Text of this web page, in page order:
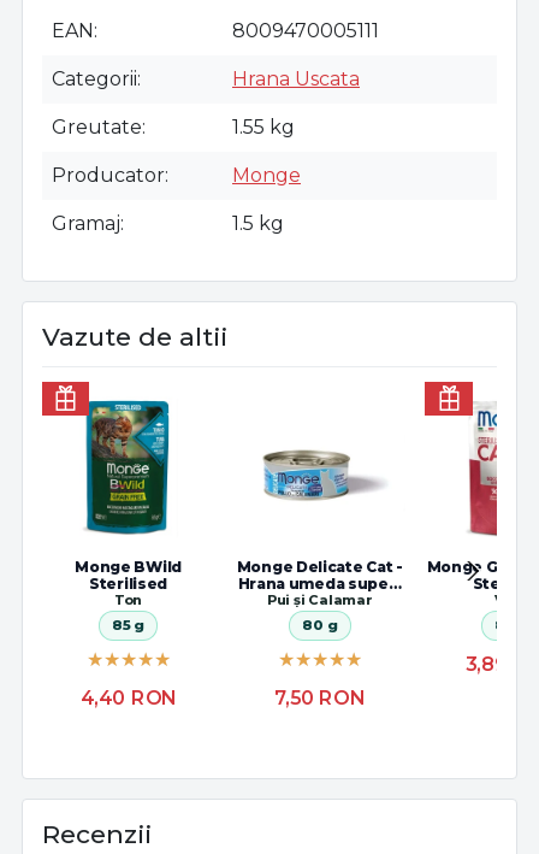
EAN 8009470005111
Categorii Hrana Uscata
Greutate 1.55 kg
Producator Monge
Gramaj 1.5 kg
Vazute de altii
Monge BWild
Sterilised
Ton
85 g
4,40 RON
Monge Delicate Cat -
Hrana umeda super-
premium
Pui și Calamar
80 g
7,50 RON
Monge Grill
Vițel
85 g
3,89
Recenzii